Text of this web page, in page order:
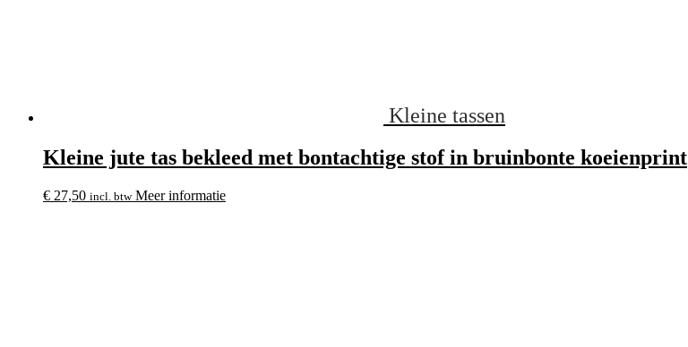
Kleine tassen
Kleine jute tas bekleed met bontachtige stof in bruinbonte koeienprint
€ 27,50 incl. btw Meer informatie